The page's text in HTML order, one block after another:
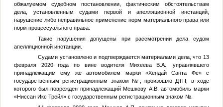
обжалуемом судебном постановлении, фактическим обстоятельствам
дела, установленным судами первой и апелляционной инстанций,
нарушение либо неправильное применение норм материального права или
норм процессуального права.
Такие нарушения допущены при рассмотрении дела судом
апелляционной инстанции.
Судами установлено и подтверждается материалами дела, что 13
февраля 2020 года по вине водителя Михеева В.А., управлявшего
принадлежащим ему же автомобилем марки «Хендай Санта Фе» с
государственным регистрационным знаком №
, произошло ДТП, в ходе
которого был поврежден принадлежащий Мешкову А.В. автомобиль марки
«Ниссан Икс Трейл» с государственным регистрационным знаком №.